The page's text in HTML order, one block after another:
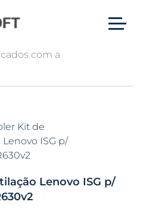
com a
Lenovo ISG p/